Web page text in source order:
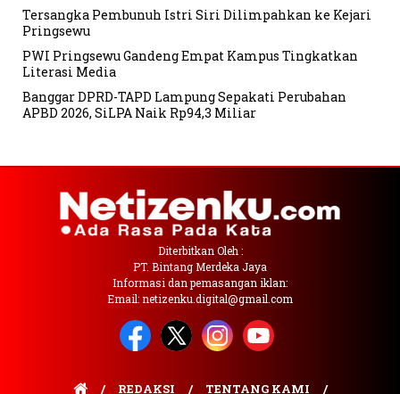
Tersangka Pembunuh Istri Siri Dilimpahkan ke Kejari
Pringsewu
PWI Pringsewu Gandeng Empat Kampus Tingkatkan
Literasi Media
Banggar DPRD-TAPD Lampung Sepakati Perubahan
APBD 2026, SiLPA Naik Rp94,3 Miliar
Diterbitkan Oleh :
PT. Bintang Merdeka Jaya
Informasi dan pemasangan iklan:
Email: netizenku.digital@gmail.com
REDAKSI TENTANG KAMI